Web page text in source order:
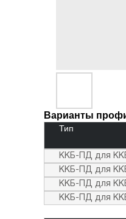
Варианты
Тип
ККБ-ПД для
ККБ-ПД для
ККБ-ПД для
ККБ-ПД для